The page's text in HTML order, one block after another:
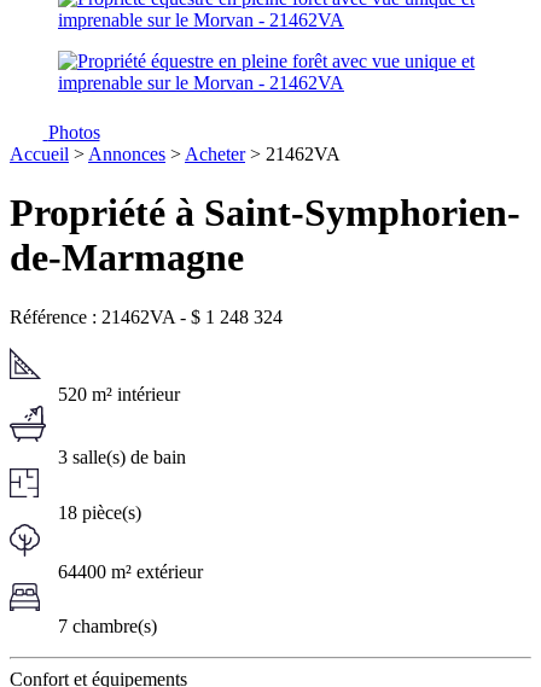
Photos
Accueil > Annonces > Acheter> 21462VA
Propriété à Saint-Symphorien-
de-Marmagne
Référence : 21462VA - $ 1 248 324
520 m² intérieur
3 salle(s) de bain
18 pièce(s)
64400 m² extérieur
7 chambre(s)
Confort et équipements